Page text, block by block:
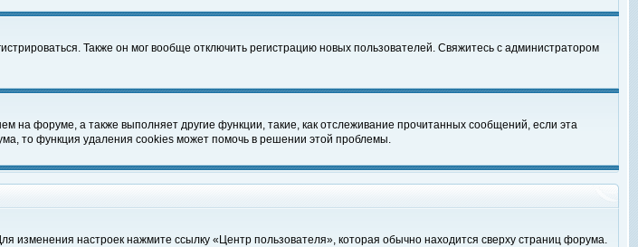
Также он мог вообще отключить регистрацию новых пользователей. Свяжитесь с администратором
форуме, а также выполняет другие функции, такие, как отслеживание прочитанных сообщений, если эта
то функция удаления cookies может помочь в решении этой проблемы.
изменения настроек нажмите ссылку «Центр пользователя», которая обычно находится сверху страниц форума.